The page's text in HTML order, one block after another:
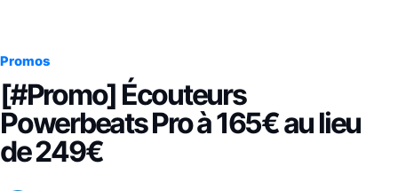
Promos
[#Promo] Écouteurs
Powerbeats Pro à 165€ au lieu
de 249€